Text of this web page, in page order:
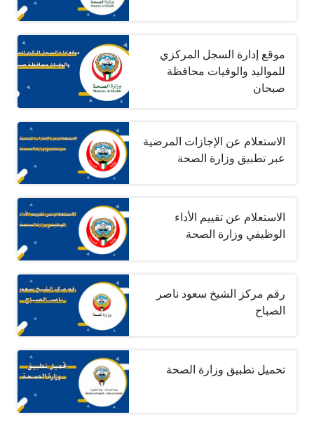
موقع إدارة السجل المركزي
للمواليد والوفيات محافظة
صبحان
الاستعلام عن الإجازات المرضية
عبر تطبيق وزارة الصحة
الاستعلام عن تقييم الأداء
الوظيفي وزارة الصحة
رقم مركز الشيخ سعود ناصر
الصباح
تحميل تطبيق وزارة الصحة